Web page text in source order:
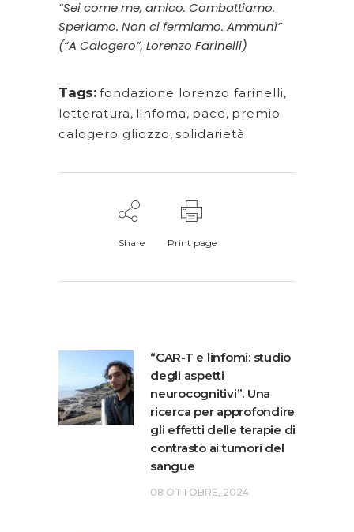
“Sei come me, amico. Combattiamo.
Speriamo. Non ci fermiamo. Ammunì”
(“A Calogero”, Lorenzo Farinelli)
Tags: fondazione lorenzo farinelli,
letteratura, linfoma, pace, premio
calogero gliozzo, solidarietà
Share Print page
“CAR-T e linfomi: studio
degli aspetti
neurocognitivi”. Una
ricerca per approfondire
gli effetti delle terapie di
contrasto ai tumori del
sangue
08 OTTOBRE, 2024